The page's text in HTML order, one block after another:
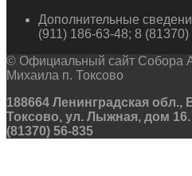
Дополнительные
(911) 186-63-48; 8 (81370)
© Официальный сайт Собора
Михаила п. Токсово
188664 Ленинградская
Токсово, ул. Лыжная, дом 16.
(81370) 56-835